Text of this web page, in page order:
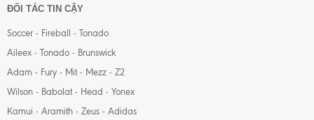
ĐỐI TÁC TIN CẬY
Soccer - Fireball - Tonado
Aileex - Tonado - Brunswick
Adam - Fury - Mit - Mezz - Z2
Wilson - Babolat - Head - Yonex
Kamui - Aramith - Zeus - Adidas